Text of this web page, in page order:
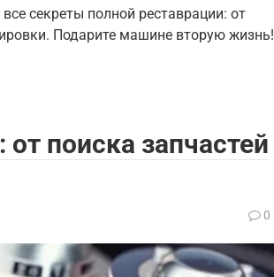
секреты полной реставрации: от
Подарите машине вторую жизнь!
поиска запчастей
0